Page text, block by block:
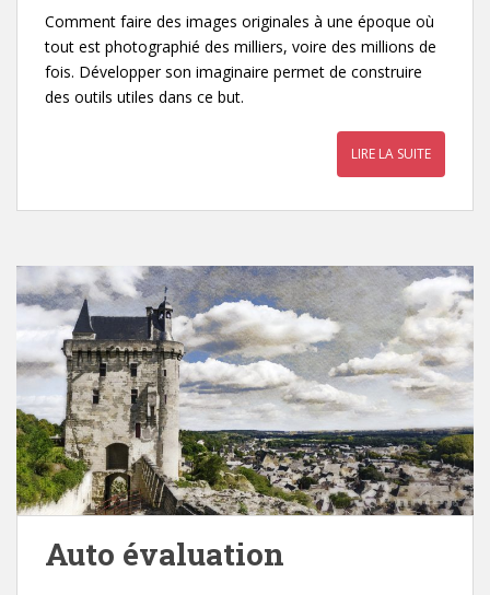
Comment faire des images originales à une époque où
tout est photographié des milliers, voire des millions de
fois. Développer son imaginaire permet de construire
des outils utiles dans ce but.
LIRE LA SUITE
Auto évaluation